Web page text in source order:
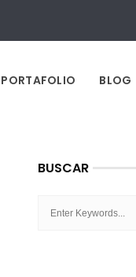
PORTAFOLIO BLOG
BUSCAR